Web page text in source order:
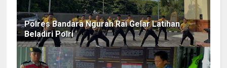
Polres Bandara Ngurah Rai Gelar Latihan
Beladiri Polri